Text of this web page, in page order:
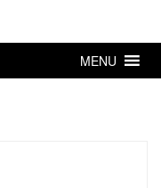
MENU